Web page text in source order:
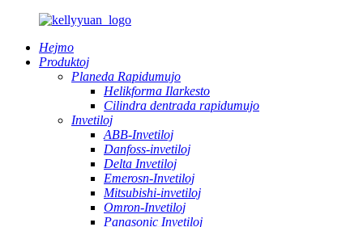
Hejmo
Produktoj
Planeda Rapidumujo
Helikforma Ilarkesto
Cilindra dentrada rapidumujo
Invetiloj
ABB-Invetiloj
Danfoss-invetiloj
Delta Invetiloj
Emerosn-Invetiloj
Mitsubishi-invetiloj
Omron-Invetiloj
Panasonic Invetiloj